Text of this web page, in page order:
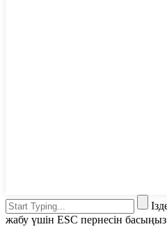
жабу үшін ESC пернесін басыңыз